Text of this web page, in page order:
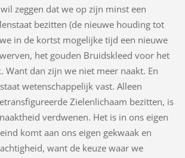
zeggen dat we op zijn minst een
bezitten (de nieuwe houding tot
in de kortst mogelijke tijd een nieuwe
het gouden Bruidskleed voor het
Want dan zijn we niet meer naakt. En
wetenschappelijk vast. Alleen
Zielenlichaam bezitten, is
verdwenen. Het is in ons eigen
komt aan ons eigen gekwaak en
want de keuze waar we